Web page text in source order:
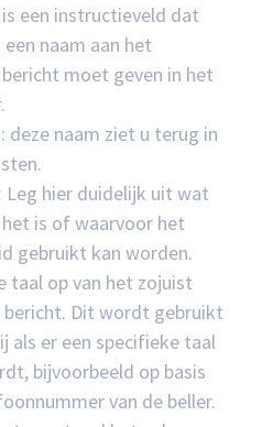
een instructieveld dat
naam aan het
moet geven in het
deze naam ziet u terug in
Leg hier duidelijk uit wat
is of waarvoor het
gebruikt kan worden.
taal op van het zojuist
bericht. Dit wordt gebruikt
als er een specifieke taal
bijvoorbeeld op basis
van de beller.